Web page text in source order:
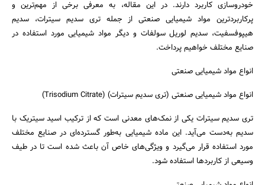
خودروسازی کاربرد دارند. در این مقاله، به معرفی برخی از مهم‌ترین و
پرکاربردترین مواد شیمیایی صنعتی از جمله تری سدیم سیترات، سدیم
هیپوفسفیت، سدیم لوریل سولفات و دیگر مواد شیمیایی مورد استفاده در
صنایع مختلف خواهیم پرداخت.
انواع مواد شیمیایی صنعتی
انواع مواد شیمیایی صنعتی (تری سدیم سیترات) (Trisodium Citrate)
تری سدیم سیترات یکی از نمک‌های معدنی است که از ترکیب اسید سیتریک با
سدیم به‌دست می‌آید. این ماده شیمیایی به‌طور گسترده‌ای در صنایع مختلف
مورد استفاده قرار می‌گیرد و ویژگی‌های خاص آن باعث شده است تا در طیف
وسیعی از کاربردها استفاده شود.